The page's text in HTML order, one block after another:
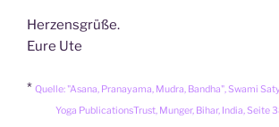
Herzensgrüße.
Eure Ute
* Quelle: "Asana, Pranayama, Mudra, Bandha", Swami
Yoga PublicationsTrust, Munger, Bihar, India, Seite